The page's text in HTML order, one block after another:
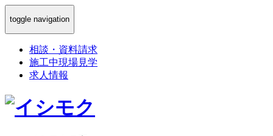
toggle navigation
相談 ・ 資料請求
施工中現場見学
求人情報